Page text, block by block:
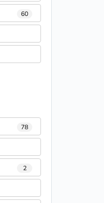
60
78
2